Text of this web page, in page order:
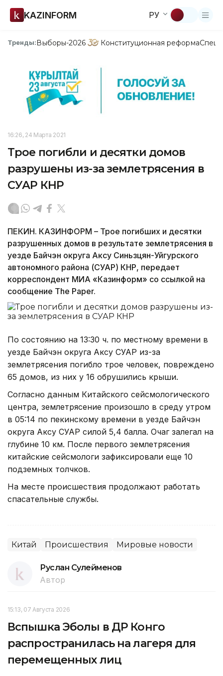
KAZINFORM РУ
Тренды:Выборы-2026 Конституционная реформа
16:26, 24 Марта 2021
Трое погибли и десятки домов
разрушены из-за землетрясения в
СУАР КНР
ПЕКИН. КАЗИНФОРМ – Трое погибших и десятки
разрушенных домов в результате землетрясения в
уезде Байчэн округа Аксу Синьзцян-Уйгурского
автономного района (СУАР) КНР, передает
корреспондент МИА «Казинформ» со ссылкой на
сообщение The Paper.
По состоянию на 13:30 ч. по местному времени в
уезде Байчэн округа Аксу СУАР из-за
землетрясения погибло трое человек, повреждено
65 домов, из них у 16 обрушились крыши.
Согласно данным Китайского сейсмологического
центра, землетрясение произошло в среду утром
в 05:14 по пекинскому времени в уезде Байчэн
округа Аксу СУАР силой 5,4 балла. Очаг залегал на
глубине 10 км. После первого землетрясения
китайские сейсмологи зафиксировали еще 10
подземных толчков.
На месте происшествия продолжают работать
спасательные службы.
Китай Происшествия Мировые новости
Руслан Сулейменов
Автор
15:13, 07 Августа 2026
Вспышка Эболы в ДР Конго
распространилась на лагеря для
перемещенных лиц